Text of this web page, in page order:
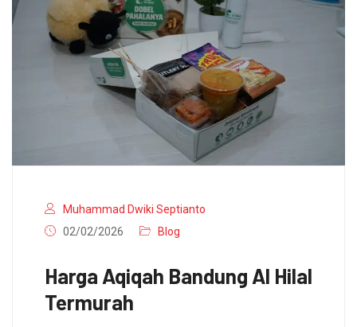
Muhammad Dwiki Septianto
02/02/2026
Blog
Harga Aqiqah Bandung Al Hilal
Termurah